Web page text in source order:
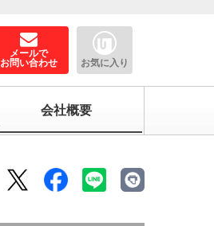
メールで
お問い合わせ お気に入り
会社概要